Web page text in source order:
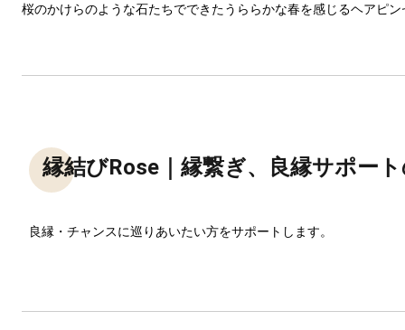
桜のかけらのような石たちでできたうららかな春を感じるヘアピ
縁結びRose｜縁繋ぎ、良縁サポー
良縁・チャンスに巡りあいたい方をサポートします。